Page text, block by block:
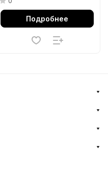
акк. 7.2В Li-Ion 1.5 Ач
Подробнее